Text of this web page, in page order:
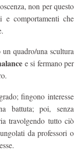
non per questo
e comportamenti che
quadro/una scultura
e si fermano per
fingono interesse
battuta; poi, senza
travolgendo tutto ciò
da professori o